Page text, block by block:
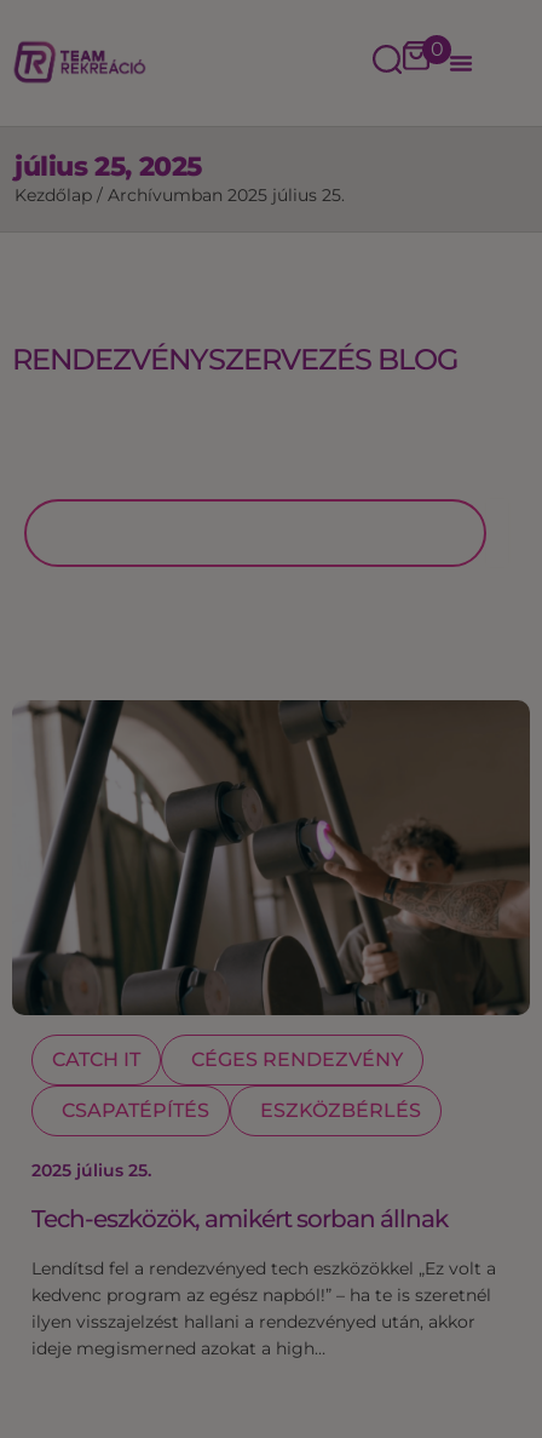
0
július 25, 2025
Kezdőlap / Archívumban 2025 július 25.
RENDEZVÉNYSZERVEZÉS BLOG
CATCH IT CÉGES RENDEZVÉNY
CSAPATÉPÍTÉS ESZKÖZBÉRLÉS
2025 július 25.
Tech-eszközök, amikért sorban állnak
Lendítsd fel a rendezvényed tech eszközökkel „Ez volt a
kedvenc program az egész napból!” – ha te is szeretnél
ilyen visszajelzést hallani a rendezvényed után, akkor
ideje megismerned azokat a high…